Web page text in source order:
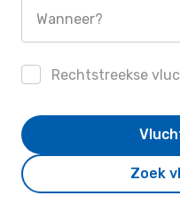
Wanneer?
Rechtstreekse
Zoek